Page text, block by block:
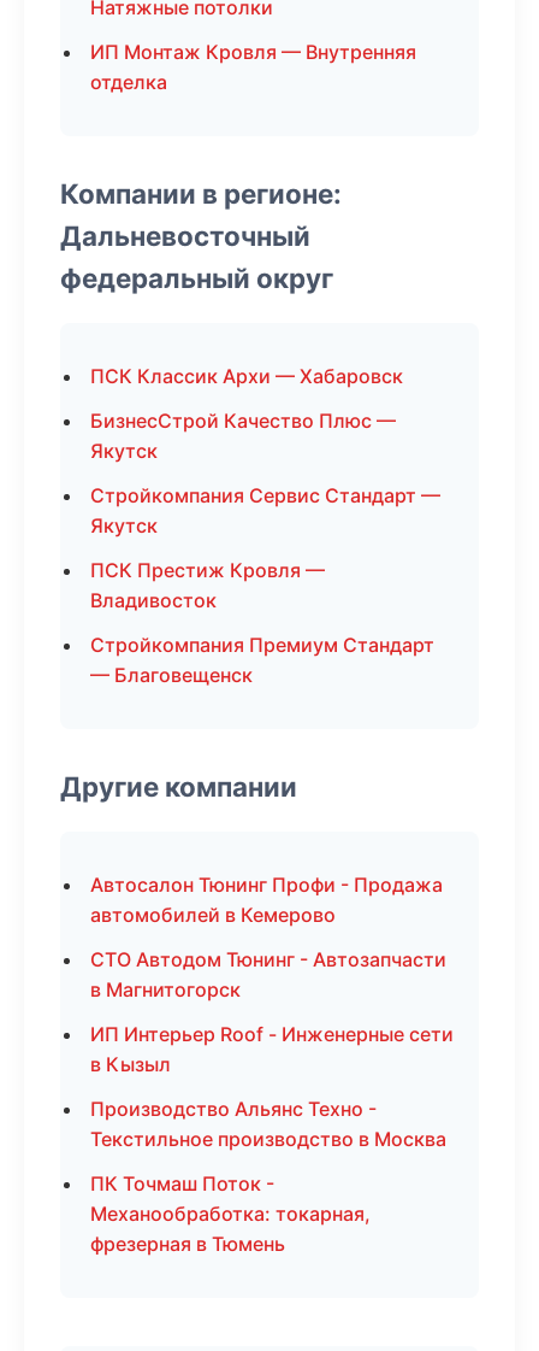
Натяжные потолки
ИП Монтаж Кровля — Внутренняя
отделка
Компании в регионе:
Дальневосточный
федеральный округ
ПСК Классик Архи — Хабаровск
БизнесСтрой Качество Плюс —
Якутск
Стройкомпания Сервис Стандарт —
Якутск
ПСК Престиж Кровля —
Владивосток
Стройкомпания Премиум Стандарт
— Благовещенск
Другие компании
Автосалон Тюнинг Профи - Продажа
автомобилей в Кемерово
СТО Автодом Тюнинг - Автозапчасти
в Магнитогорск
ИП Интерьер Roof - Инженерные сети
в Кызыл
Производство Альянс Техно -
Текстильное производство в Москва
ПК Точмаш Поток -
Механообработка: токарная,
фрезерная в Тюмень